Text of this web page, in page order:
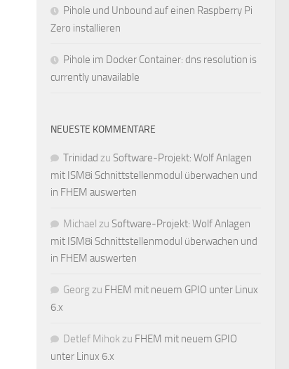
Pihole und Unbound auf einen Raspberry Pi
Zero installieren
Pihole im Docker Container: dns resolution is
currently unavailable
NEUESTE KOMMENTARE
Trinidad zu Software-Projekt: Wolf Anlagen
mit ISM8i Schnittstellenmodul überwachen und
in FHEM auswerten
Michael zu Software-Projekt: Wolf Anlagen
mit ISM8i Schnittstellenmodul überwachen und
in FHEM auswerten
Georgzu FHEM mit neuem GPIO unter Linux
6.x
Detlef Mihokzu FHEM mit neuem GPIO
unter Linux 6.x